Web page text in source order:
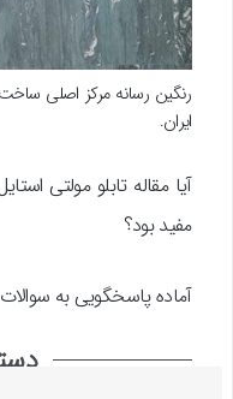
رنگین رسانه مرکز اصلی ساخت
ایران.
آیا مقاله تابلو مولتی
مفید بود؟
آماده پاسخگویی به